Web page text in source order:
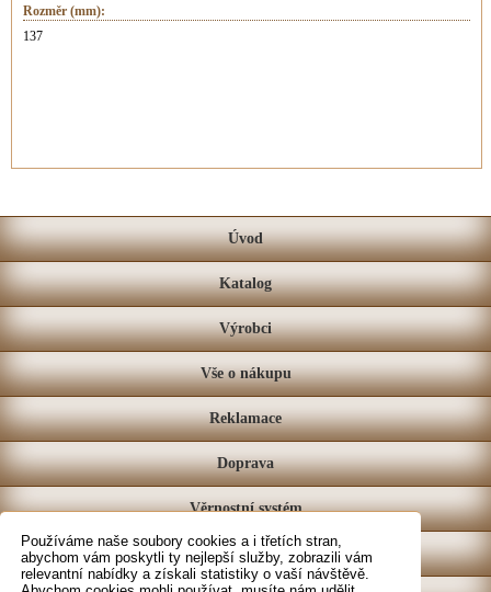
Používáme naše soubory cookies a i třetích stran,
abychom vám poskytli ty nejlepší služby, zobrazili vám
relevantní nabídky a získali statistiky o vaší návštěvě.
Rozměr (mm):
137
Úvod
Katalog
Výrobci
Vše o nákupu
Reklamace
Doprava
Věrnostní systém
Prodejna